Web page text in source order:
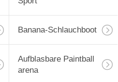
Banana-Schlauchboot
Aufblasbare Paintball
arena